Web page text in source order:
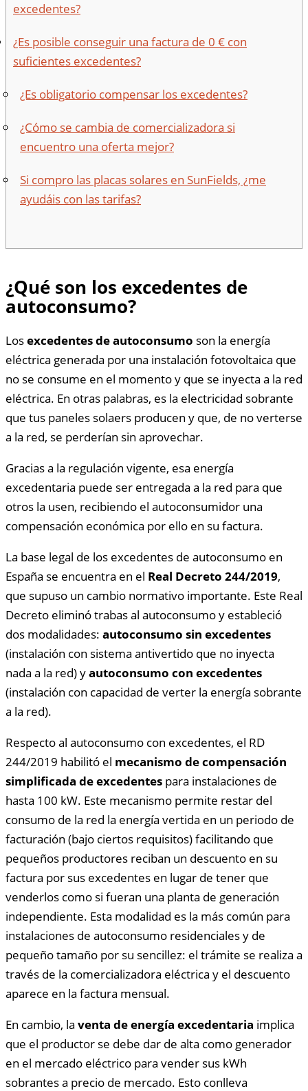
excedentes?
¿Es posible conseguir una factura de 0 € con
suficientes excedentes?
¿Es obligatorio compensar los excedentes?
¿Cómo se cambia de comercializadora si
encuentro una oferta mejor?
Si compro las placas solares en SunFields, ¿me
ayudáis con las tarifas?
¿Qué son los excedentes de
autoconsumo?
Losexcedentes de autoconsumo son la energía
eléctrica generada por una instalación fotovoltaica que
no se consume en el momento y que se inyecta a la red
eléctrica. En otras palabras, es la electricidad sobrante
que tus paneles solaers producen y que, de no verterse
a la red, se perderían sin aprovechar.
Gracias a la regulación vigente, esa energía
excedentaria puede ser entregada a la red para que
otros la usen, recibiendo el autoconsumidor una
compensación económica por ello en su factura.
La base legal de los excedentes de autoconsumo en
España se encuentra en el Real Decreto 244/2019,
que supuso un cambio normativo importante. Este Real
Decreto eliminó trabas al autoconsumo y estableció
dos modalidades: autoconsumo sin excedentes
(instalación con sistema antivertido que no inyecta
nada a la red) yautoconsumo con excedentes
(instalación con capacidad de verter la energía sobrante
a la red).
Respecto al autoconsumo con excedentes, el RD
244/2019 habilitó el mecanismo de compensación
simplificada de excedentes para instalaciones de
hasta 100 kW. Este mecanismo permite restar del
consumo de la red la energía vertida en un periodo de
facturación (bajo ciertos requisitos) facilitando que
pequeños productores reciban un descuento en su
factura por sus excedentes en lugar de tener que
venderlos como si fueran una planta de generación
independiente. Esta modalidad es la más común para
instalaciones de autoconsumo residenciales y de
pequeño tamaño por su sencillez: el trámite se realiza a
través de la comercializadora eléctrica y el descuento
aparece en la factura mensual.
En cambio, la venta de energía excedentaria implica
que el productor se debe dar de alta como generador
en el mercado eléctrico para vender sus kWh
sobrantes a precio de mercado. Esto conlleva